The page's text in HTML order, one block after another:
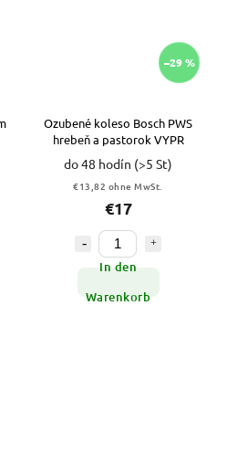
–29 %
Ozubené koleso Bosch PWS
hrebeň a pastorok VYPR
do 48 hodín (>5 St)
€13,82 ohne MwSt.
€17
In den
Warenkorb